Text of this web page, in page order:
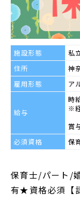
施設形態
私
住所
神
雇用形態
ア
給与
時
※
賞
必須資格
保
保育士/パート/
有★資格必須【